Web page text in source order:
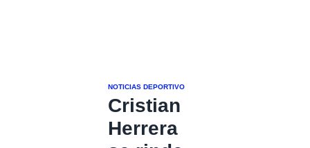
NOTICIAS DEPORTIVO
Cristian
Herrera